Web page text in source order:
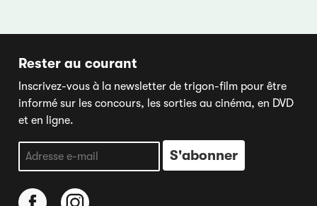
Rester au courant
Inscrivez-vous à la newsletter de trigon-film pour être
informé sur les concours, les sorties au cinéma, en DVD
et en ligne.